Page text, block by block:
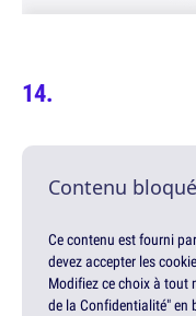
Contenu
Ce contenu est fourni
devez accepter les
Modifiez ce choix à tout
de la Confidentialité" en